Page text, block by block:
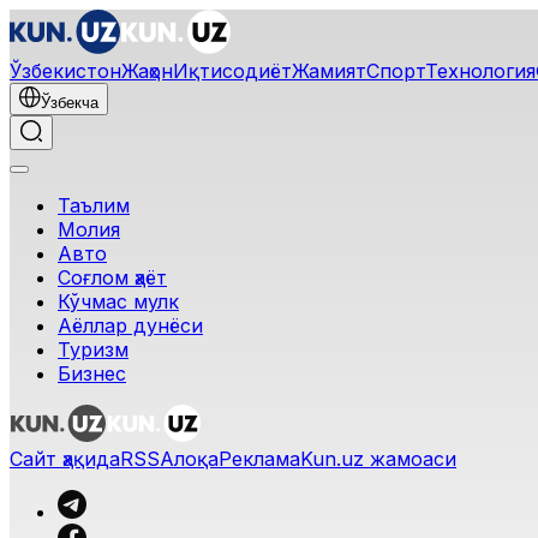
ЎзбекистонЖаҳонИқтисодиётЖамиятСпортТехнология
Ўзбекча
Таълим
Молия
Авто
Соғлом ҳаёт
Кўчмас мулк
Аёллар дунёси
Туризм
Бизнес
Сайт ҳақидаRSSАлоқаРекламаKun.uz жамоаси